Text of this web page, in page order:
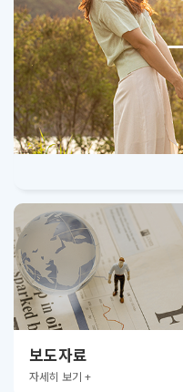
보도자료
자세히 보기 +